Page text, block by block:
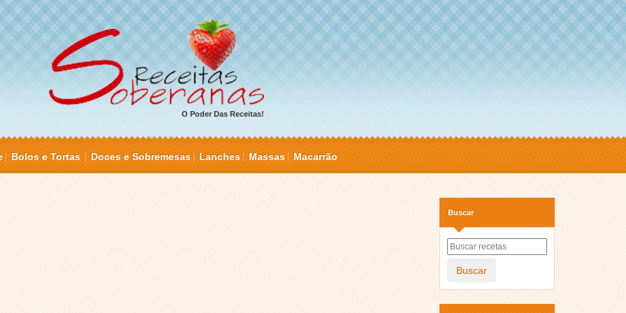
O Poder Das Receitas!
Bolos e Tortas Doces e Sobremesas Lanches Massas Macarrão
Buscar
Buscar